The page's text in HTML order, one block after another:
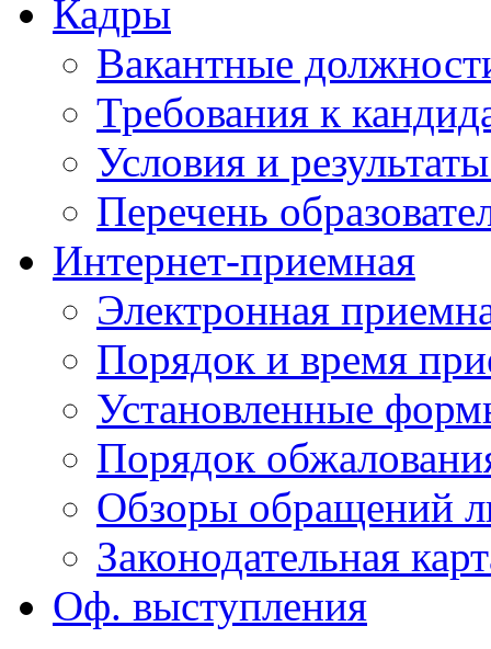
Кадры
Вакантные
Требования к
Условия и
Перечень
Интернет-приемная
Электронная
Порядок и время
Установленные
Порядок
Обзоры обращений
Законодательная
Оф. выступления